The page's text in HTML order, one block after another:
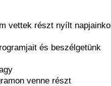
vettek részt nyílt
és beszélgetünk
venne részt